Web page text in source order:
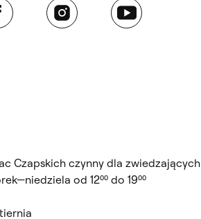
Instagram YouTube
Czapskich czynny dla zwiedzających
od 12⁰⁰ do 19⁰⁰